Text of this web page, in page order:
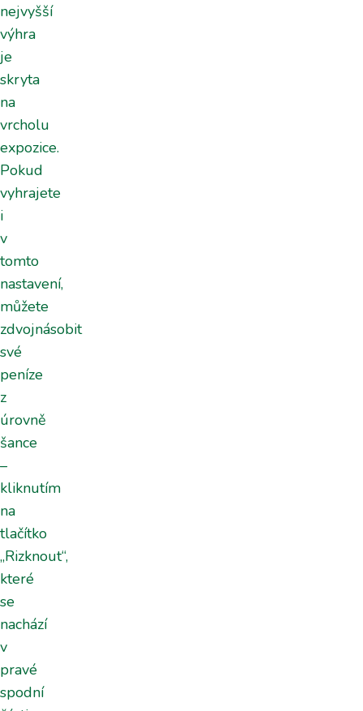
nejvyšší
výhra
je
skryta
na
vrcholu
expozice.
Pokud
vyhrajete
i
v
tomto
nastavení,
můžete
zdvojnásobit
své
peníze
z
úrovně
šance
–
kliknutím
na
tlačítko
„Rizknout“,
které
se
nachází
v
pravé
spodní